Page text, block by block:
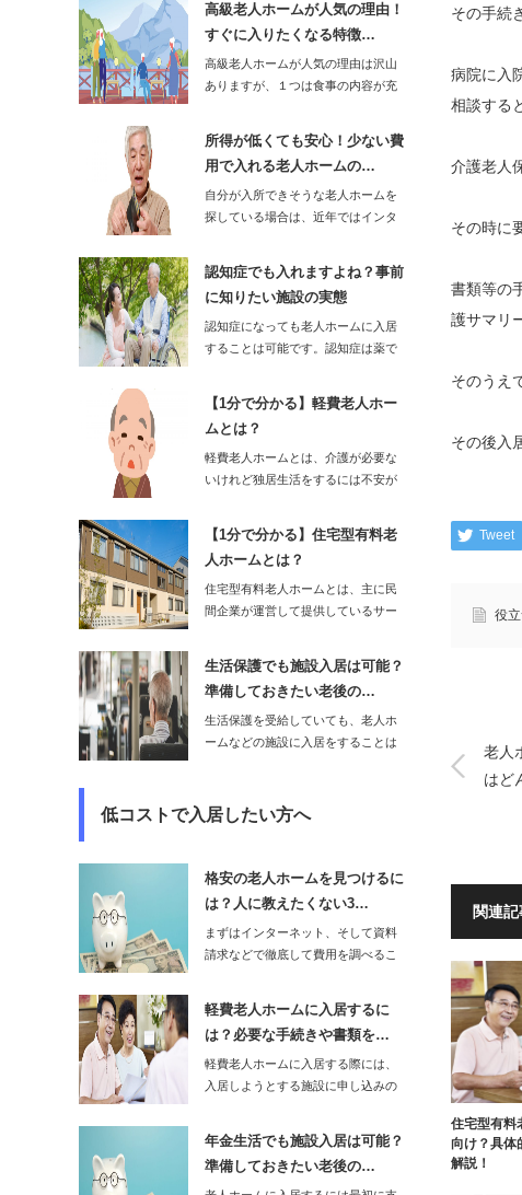
その手続
病院に入
相談する
介護老人
その時に
書類等の
護サマリ
そのうえ
その後入
Tweet
役
老人
はど
関連
住宅型有料
向け？具体
解説！
高級老人ホームが人気の理由！
すぐに入りたくなる特徴…
高級老人ホームが人気の理由は沢山
ありますが、１つは食事の内容が充
所得が低くても安心！少ない費
用で入れる老人ホームの…
自分が入所できそうな老人ホームを
探している場合は、近年ではインタ
認知症でも入れますよね？事前
に知りたい施設の実態
認知症になっても老人ホームに入居
することは可能です。認知症は薬で
【1分で分かる】軽費老人ホー
ムとは？
軽費老人ホームとは、介護が必要な
いけれど独居生活をするには不安が
【1分で分かる】住宅型有料老
人ホームとは？
住宅型有料老人ホームとは、主に民
間企業が運営して提供しているサー
生活保護でも施設入居は可能？
準備しておきたい老後の…
生活保護を受給していても、老人ホ
ームなどの施設に入居をすることは
低コストで入居したい方へ
格安の老人ホームを見つけるに
は？人に教えたくない3…
まずはインターネット、そして資料
請求などで徹底して費用を調べるこ
軽費老人ホームに入居するに
は？必要な手続きや書類を…
軽費老人ホームに入居する際には、
入居しようとする施設に申し込みの
年金生活でも施設入居は可能？
準備しておきたい老後の…